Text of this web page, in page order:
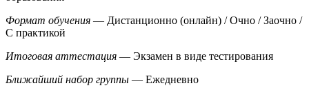
Формат обучения — Дистанционно (онлайн) / Очно / Заочно /
С практикой
Итоговая аттестация — Экзамен в виде тестирования
Ближайший набор группы — Ежедневно